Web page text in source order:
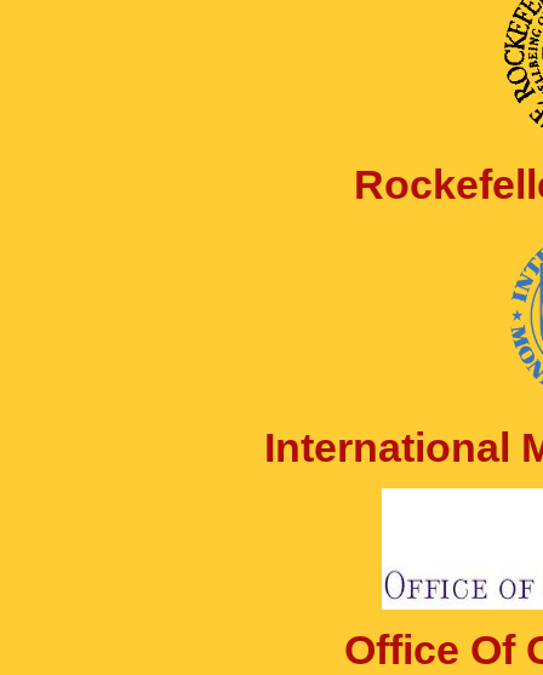
International
Office Of